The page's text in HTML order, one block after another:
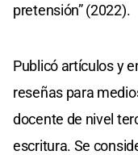
pretensión” (2022).
Publicó artículos y
reseñas para
docente de nivel
escritura. Se